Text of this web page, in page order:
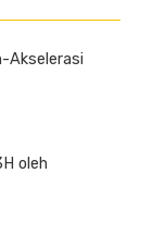
Akselerasi
oleh